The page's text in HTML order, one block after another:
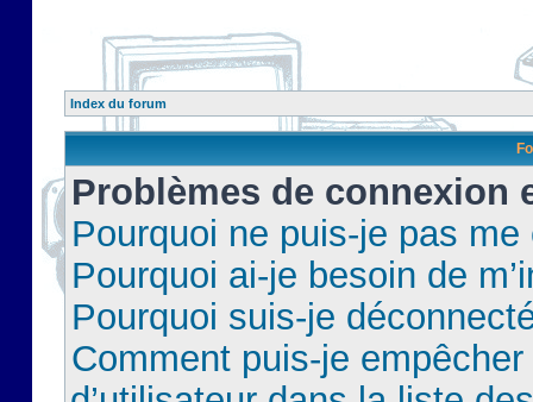
Index du forum
Problèmes de connexion
Pourquoi ne puis-je pas
Pourquoi ai-je besoin de
Pourquoi suis-je
Comment puis-je